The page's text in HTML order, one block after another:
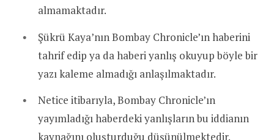
almamaktadır.
Şükrü Kaya’nın Bombay Chronicle’ın haberini
tahrif edip ya da haberi yanlış okuyup böyle bir
yazı kaleme almadığı anlaşılmaktadır.
Netice itibarıyla, Bombay Chronicle’ın
yayımladığı haberdeki yanlışların bu iddianın
kaynağını oluşturduğu düşünülmektedir.